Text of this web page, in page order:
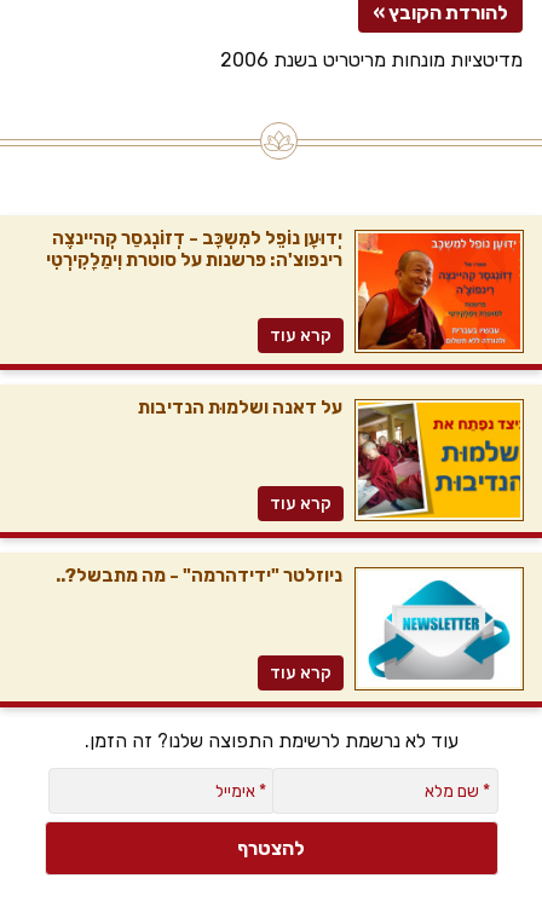
להורדת הקובץ »
מדיטציות מונחות מריטריט בשנת 2006
יְדוּעָן נוֹפֵל למִשְכָּב - דְזוֹנְגסַר קְהיינצֶה
רינפוצ'ה: פרשנות על סוטרת וִימַלָקִירְטִי
קרא עוד
על דאנה ושלמוּת הנדיבות
קרא עוד
ניוזלטר "ידידהרמה" - מה מתבשל?..
קרא עוד
עוד לא נרשמת לרשימת התפוצה שלנו? זה הזמן.